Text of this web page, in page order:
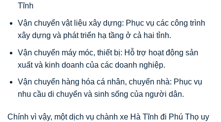
Tĩnh
Vận chuyển vật liệu xây dựng: Phục vụ các công trình
xây dựng và phát triển hạ tầng ở cả hai tỉnh.
Vận chuyển máy móc, thiết bị: Hỗ trợ hoạt động sản
xuất và kinh doanh của các doanh nghiệp.
Vận chuyển hàng hóa cá nhân, chuyển nhà: Phục vụ
nhu cầu di chuyển và sinh sống của người dân.
Chính vì vậy, một dịch vụ chành xe Hà Tĩnh đi Phú Thọ uy